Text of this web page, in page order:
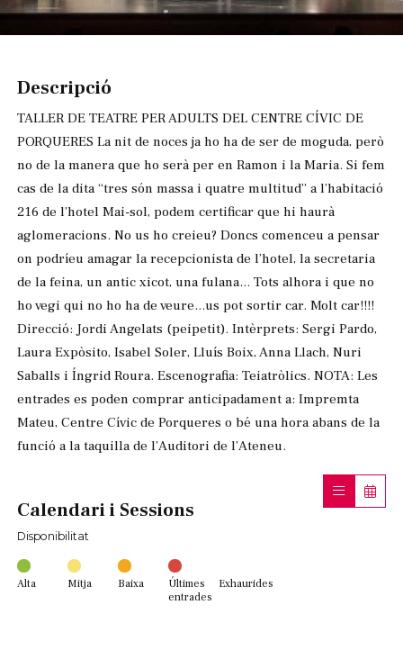
Descripció
TALLER DE TEATRE PER ADULTS DEL CENTRE CÍVIC DE
PORQUERES La nit de noces ja ho ha de ser de moguda, però
no de la manera que ho serà per en Ramon i la Maria. Si fem
cas de la dita “tres són massa i quatre multitud” a l’habitació
216 de l’hotel Mai-sol, podem certificar que hi haurà
aglomeracions. No us ho creieu? Doncs comenceu a pensar
on podríeu amagar la recepcionista de l’hotel, la secretaria
de la feina, un antic xicot, una fulana... Tots alhora i que no
ho vegi qui no ho ha de veure...us pot sortir car. Molt car!!!!
Direcció: Jordi Angelats (peipetit). Intèrprets: Sergi Pardo,
Laura Expòsito, Isabel Soler, Lluís Boix, Anna Llach, Nuri
Saballs i Íngrid Roura. Escenografia: Teiatròlics. NOTA: Les
entrades es poden comprar anticipadament a: Impremta
Mateu, Centre Cívic de Porqueres o bé una hora abans de la
funció a la taquilla de l’Auditori de l’Ateneu.
Calendari i Sessions
Disponibilitat
Alta Mitja Baixa
Últimes
entrades
Exhaurides